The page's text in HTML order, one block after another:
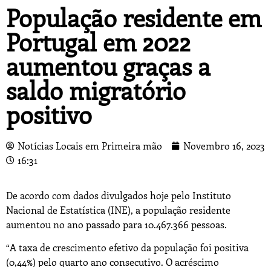
População residente em
Portugal em 2022
aumentou graças a
saldo migratório
positivo
Notícias Locais em Primeira mão
Novembro 16, 2023
16:31
De acordo com dados divulgados hoje pelo Instituto
Nacional de Estatística (INE), a população residente
aumentou no ano passado para 10.467.366 pessoas.
“A taxa de crescimento efetivo da população foi positiva
(0,44%) pelo quarto ano consecutivo. O acréscimo